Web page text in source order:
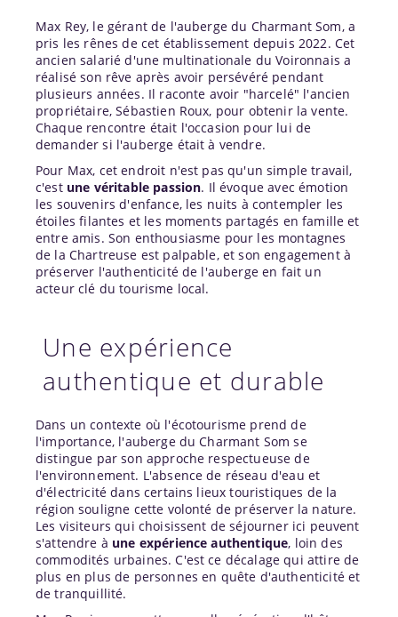
Max Rey, le gérant de l'auberge du Charmant Som, a
pris les rênes de cet établissement depuis 2022. Cet
ancien salarié d'une multinationale du Voironnais a
réalisé son rêve après avoir persévéré pendant
plusieurs années. Il raconte avoir "harcelé" l'ancien
propriétaire, Sébastien Roux, pour obtenir la vente.
Chaque rencontre était l'occasion pour lui de
demander si l'auberge était à vendre.
Pour Max, cet endroit n'est pas qu'un simple travail,
c'est une véritable passion. Il évoque avec émotion
les souvenirs d'enfance, les nuits à contempler les
étoiles filantes et les moments partagés en famille et
entre amis. Son enthousiasme pour les montagnes
de la Chartreuse est palpable, et son engagement à
préserver l'authenticité de l'auberge en fait un
acteur clé du tourisme local.
Une expérience
authentique et durable
Dans un contexte où l'écotourisme prend de
l'importance, l'auberge du Charmant Som se
distingue par son approche respectueuse de
l'environnement. L'absence de réseau d'eau et
d'électricité dans certains lieux touristiques de la
région souligne cette volonté de préserver la nature.
Les visiteurs qui choisissent de séjourner ici peuvent
s'attendre à une expérience authentique, loin des
commodités urbaines. C'est ce décalage qui attire de
plus en plus de personnes en quête d'authenticité et
de tranquillité.